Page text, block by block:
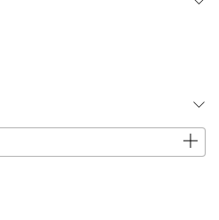
ALTERAR CEP